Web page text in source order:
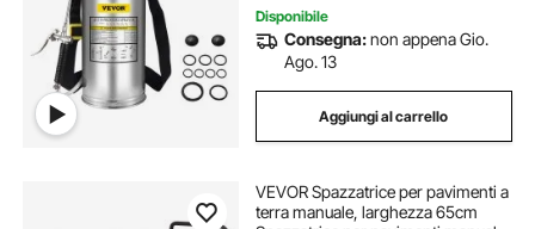
Disponibile
Consegna:non appena Gio.
Ago. 13
Aggiungi al carrello
VEVOR Spazzatrice per pavimenti a
terra manuale, larghezza 65cm